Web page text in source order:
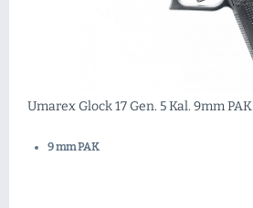
Umarex Glock 17 Gen. 5 Kal. 9mm PAK
9 mm PAK